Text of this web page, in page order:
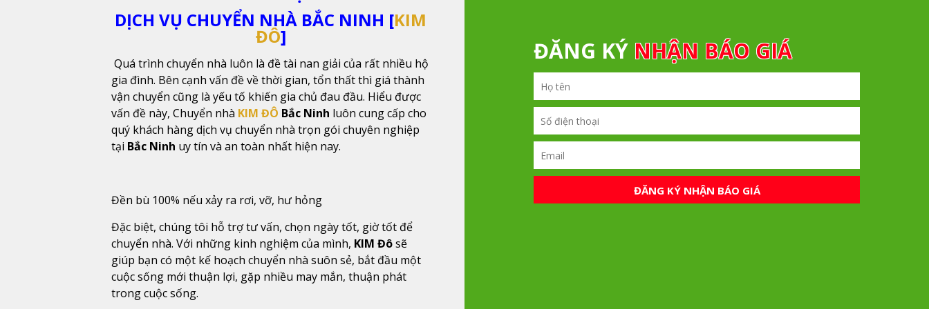
DỊCH VỤ CHUYỂN NHÀ BẮC NINH [KIM
ĐÔ]
Quá trình chuyển nhà luôn là đề tài nan giải của rất nhiều hộ
gia đình. Bên cạnh vấn đề về thời gian, tổn thất thì giá thành
vận chuyển cũng là yếu tố khiến gia chủ đau đầu. Hiểu được
vấn đề này, Chuyển nhà KIM ĐÔ Bắc Ninh luôn cung cấp cho
quý khách hàng dịch vụ chuyển nhà trọn gói chuyên nghiệp
tại Bắc Ninh uy tín và an toàn nhất hiện nay.
Đền bù 100% nếu xảy ra rơi, vỡ, hư hỏng
Đặc biệt, chúng tôi hỗ trợ tư vấn, chọn ngày tốt, giờ tốt để
chuyển nhà. Với những kinh nghiệm của mình, KIM Đôsẽ
giúp bạn có một kế hoạch chuyển nhà suôn sẻ, bắt đầu một
cuộc sống mới thuận lợi, gặp nhiều may mắn, thuận phát
trong cuộc sống.
ĐĂNG KÝ NHẬN BÁO GIÁ
ĐĂNG KÝ NHẬN BÁO GIÁ